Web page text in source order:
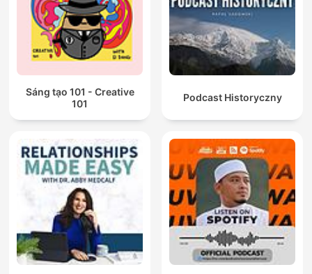
Sáng tạo 101 - Creative
101
Podcast Historyczny